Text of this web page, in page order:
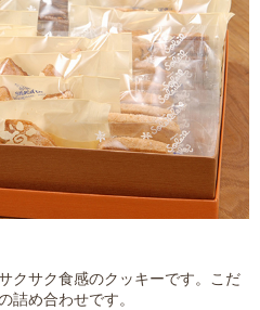
クサク食感のクッキーです。こだ
詰め合わせです。